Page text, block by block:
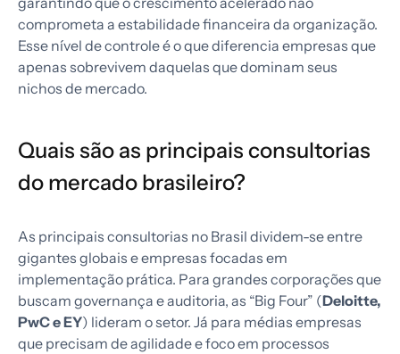
comprometa a estabilidade financeira da organização.
Esse nível de controle é o que diferencia empresas que
apenas sobrevivem daquelas que dominam seus
nichos de mercado.
Quais são as principais consultorias
do mercado brasileiro?
As principais consultorias no Brasil dividem-se entre
gigantes globais e empresas focadas em
implementação prática. Para grandes corporações que
buscam governança e auditoria, as “Big Four” (Deloitte,
PwC e EY) lideram o setor. Já para médias empresas
que precisam de agilidade e foco em processos